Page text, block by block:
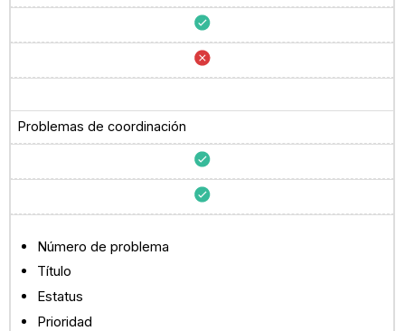
Problemas de coordinación
Número de problema
Título
Estatus
Prioridad